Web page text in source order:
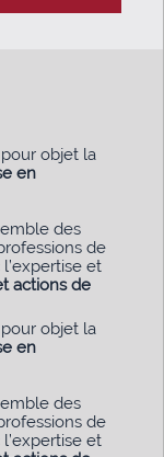
pour objet la
en
des
de
et
actions de
pour objet la
en
des
de
et